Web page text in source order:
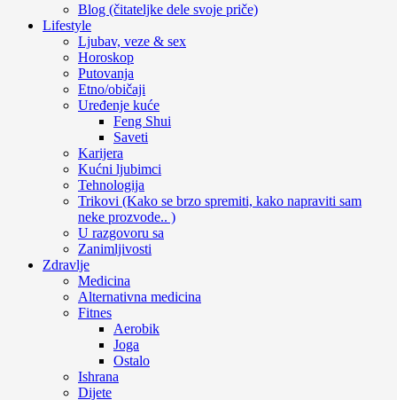
Blog (čitateljke dele svoje priče)
Lifestyle
Ljubav, veze & sex
Horoskop
Putovanja
Etno/običaji
Uređenje kuće
Feng Shui
Saveti
Karijera
Kućni ljubimci
Tehnologija
Trikovi (Kako se brzo spremiti, kako napraviti sam
neke prozvode.. )
U razgovoru sa
Zanimljivosti
Zdravlje
Medicina
Alternativna medicina
Fitnes
Aerobik
Joga
Ostalo
Ishrana
Dijete